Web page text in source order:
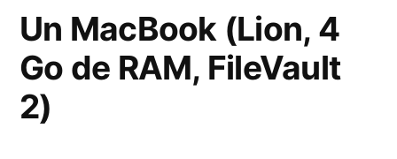
Un MacBook (Lion, 4
Go de RAM, FileVault
2)